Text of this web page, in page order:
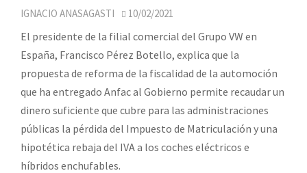
IGNACIO ANASAGASTI 10/02/2021
El presidente de la filial comercial del Grupo VW en
España, Francisco Pérez Botello, explica que la
propuesta de reforma de la fiscalidad de la automoción
que ha entregado Anfac al Gobierno permite recaudar un
dinero suficiente que cubre para las administraciones
públicas la pérdida del Impuesto de Matriculación y una
hipotética rebaja del IVA a los coches eléctricos e
híbridos enchufables.